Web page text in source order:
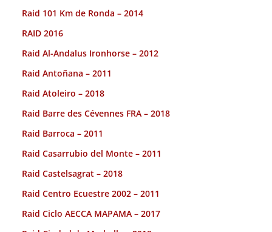
Raid 101 Km de Ronda – 2014
RAID 2016
Raid Al-Andalus Ironhorse – 2012
Raid Antoñana – 2011
Raid Atoleiro – 2018
Raid Barre des Cévennes FRA – 2018
Raid Barroca – 2011
Raid Casarrubio del Monte – 2011
Raid Castelsagrat – 2018
Raid Centro Ecuestre 2002 – 2011
Raid Ciclo AECCA MAPAMA – 2017